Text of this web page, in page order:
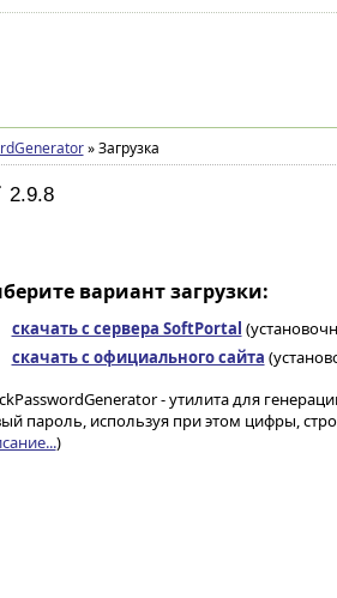
»Загрузка
2.9.8
вариант загрузки:
скачать с сервера SoftPortal
скачать с официального сайта
- утилита для
пароль, используя при этом цифры,
)